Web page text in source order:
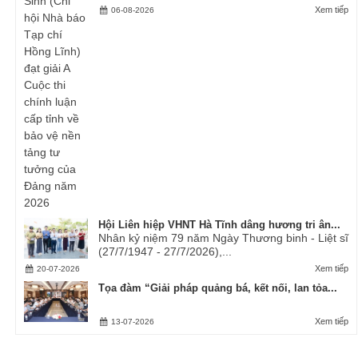
Xem tiếp
06-08-2026
Hội Liên hiệp VHNT Hà Tĩnh dâng hương tri ân...
Nhân kỷ niệm 79 năm Ngày Thương binh - Liệt sĩ
(27/7/1947 - 27/7/2026),...
Xem tiếp
20-07-2026
Tọa đàm “Giải pháp quảng bá, kết nối, lan tỏa...
Xem tiếp
13-07-2026